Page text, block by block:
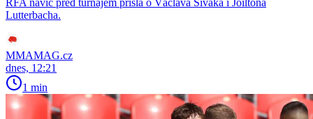
Lutterbacha.
MMAMAG.cz
dnes, 12:21
1 min